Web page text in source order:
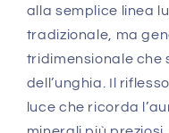
alla semplice linea
tradizionale, ma
tridimensionale che
dell’unghia. Il
luce che ricorda